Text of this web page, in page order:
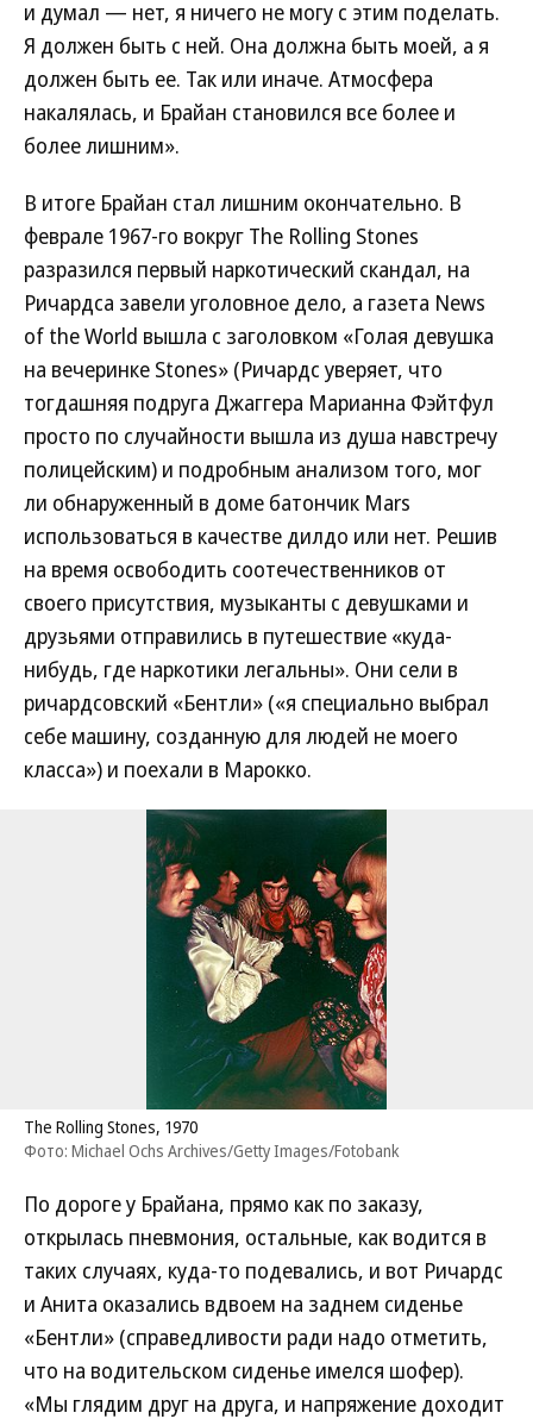
и думал — нет, я ничего не могу с этим поделать.
Я должен быть с ней. Она должна быть моей, а я
должен быть ее. Так или иначе. Атмосфера
накалялась, и Брайан становился все более и
более лишним».
В итоге Брайан стал лишним окончательно. В
феврале 1967-го вокруг The Rolling Stones
разразился первый наркотический скандал, на
Ричардса завели уголовное дело, а газета News
of the World вышла с заголовком «Голая девушка
на вечеринке Stones» (Ричардс уверяет, что
тогдашняя подруга Джаггера Марианна Фэйтфул
просто по случайности вышла из душа навстречу
полицейским) и подробным анализом того, мог
ли обнаруженный в доме батончик Mars
использоваться в качестве дилдо или нет. Решив
на время освободить соотечественников от
своего присутствия, музыканты с девушками и
друзьями отправились в путешествие «куда-
нибудь, где наркотики легальны». Они сели в
ричардсовский «Бентли» («я специально выбрал
себе машину, созданную для людей не моего
класса») и поехали в Марокко.
The Rolling Stones, 1970
Фото: Michael Ochs Archives/Getty Images/Fotobank
По дороге у Брайана, прямо как по заказу,
открылась пневмония, остальные, как водится в
таких случаях, куда-то подевались, и вот Ричардс
и Анита оказались вдвоем на заднем сиденье
«Бентли» (справедливости ради надо отметить,
что на водительском сиденье имелся шофер).
«Мы глядим друг на друга, и напряжение доходит